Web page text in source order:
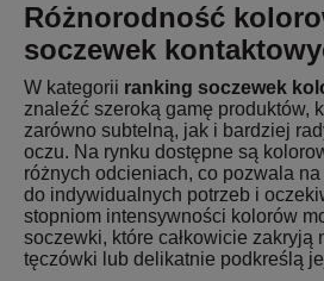
Różnorodność
soczewek
W kategorii ranking soczewek
znaleźć szeroką gamę produktów,
zarówno subtelną, jak i bardziej
oczu. Na rynku dostępne są
różnych odcieniach, co pozwala
do indywidualnych potrzeb i
stopniom intensywności kolorów
soczewki, które całkowicie zakryją
tęczówki lub delikatnie podkreślą